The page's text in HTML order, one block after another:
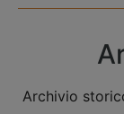
Archivio